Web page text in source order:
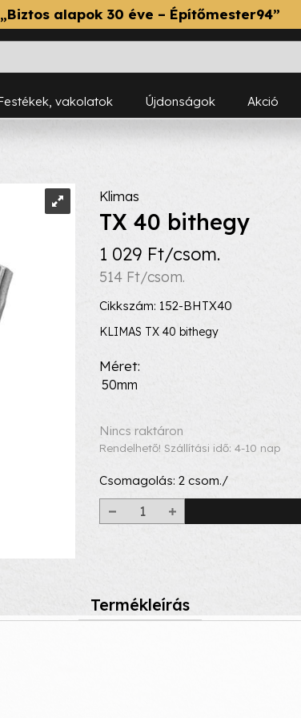
„Biztos alapok 30 éve – Építőmester94”
Festékek, vakolatok Újdonságok Akció
Klimas
TX 40 bithegy
1 029 Ft/csom.
514 Ft/csom.
Cikkszám: 152-BHTX40
KLIMAS TX 40 bithegy
Méret
50mm
Nincs raktáron
Rendelhető! Szállítási idő: 4-10 nap
Csomagolás:2 csom./
Termékleírás